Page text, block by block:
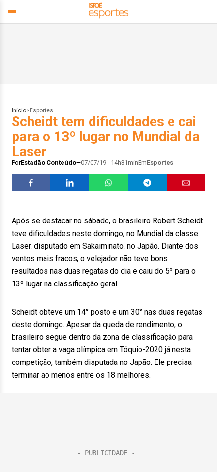
Início> Esportes
Scheidt tem dificuldades e cai
para o 13º lugar no Mundial da
Laser
PorEstadão Conteúdo 07/07/19 - 14h31minEmEsportes
Após se destacar no sábado, o brasileiro Robert Scheidt
teve dificuldades neste domingo, no Mundial da classe
Laser, disputado em Sakaiminato, no Japão. Diante dos
ventos mais fracos, o velejador não teve bons
resultados nas duas regatas do dia e caiu do 5º para o
13º lugar na classificação geral.
Scheidt obteve um 14° posto e um 30° nas duas regatas
deste domingo. Apesar da queda de rendimento, o
brasileiro segue dentro da zona de classificação para
tentar obter a vaga olímpica em Tóquio-2020 já nesta
competição, também disputada no Japão. Ele precisa
terminar ao menos entre os 18 melhores.